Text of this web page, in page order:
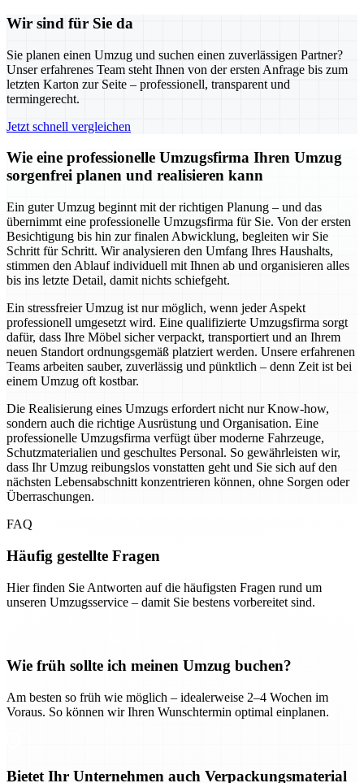
Wir sind für Sie da
Sie planen einen Umzug und suchen einen zuverlässigen Partner?
Unser erfahrenes Team steht Ihnen von der ersten Anfrage bis zum
letzten Karton zur Seite – professionell, transparent und
termingerecht.
Jetzt schnell vergleichen
Wie eine professionelle Umzugsfirma Ihren Umzug
sorgenfrei planen und realisieren kann
Ein guter Umzug beginnt mit der richtigen Planung – und das
übernimmt eine professionelle Umzugsfirma für Sie. Von der ersten
Besichtigung bis hin zur finalen Abwicklung, begleiten wir Sie
Schritt für Schritt. Wir analysieren den Umfang Ihres Haushalts,
stimmen den Ablauf individuell mit Ihnen ab und organisieren alles
bis ins letzte Detail, damit nichts schiefgeht.
Ein stressfreier Umzug ist nur möglich, wenn jeder Aspekt
professionell umgesetzt wird. Eine qualifizierte Umzugsfirma sorgt
dafür, dass Ihre Möbel sicher verpackt, transportiert und an Ihrem
neuen Standort ordnungsgemäß platziert werden. Unsere erfahrenen
Teams arbeiten sauber, zuverlässig und pünktlich – denn Zeit ist bei
einem Umzug oft kostbar.
Die Realisierung eines Umzugs erfordert nicht nur Know-how,
sondern auch die richtige Ausrüstung und Organisation. Eine
professionelle Umzugsfirma verfügt über moderne Fahrzeuge,
Schutzmaterialien und geschultes Personal. So gewährleisten wir,
dass Ihr Umzug reibungslos vonstatten geht und Sie sich auf den
nächsten Lebensabschnitt konzentrieren können, ohne Sorgen oder
Überraschungen.
FAQ
Häufig gestellte Fragen
Hier finden Sie Antworten auf die häufigsten Fragen rund um
unseren Umzugsservice – damit Sie bestens vorbereitet sind.
Wie früh sollte ich meinen Umzug buchen?
Am besten so früh wie möglich – idealerweise 2–4 Wochen im
Voraus. So können wir Ihren Wunschtermin optimal einplanen.
Bietet Ihr Unternehmen auch Verpackungsmaterial